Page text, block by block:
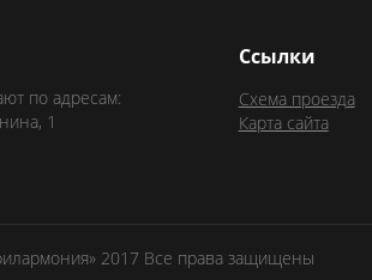
по адресам:
1
Ссылки
Схема проезда
Карта сайта
2017 Все права защищены